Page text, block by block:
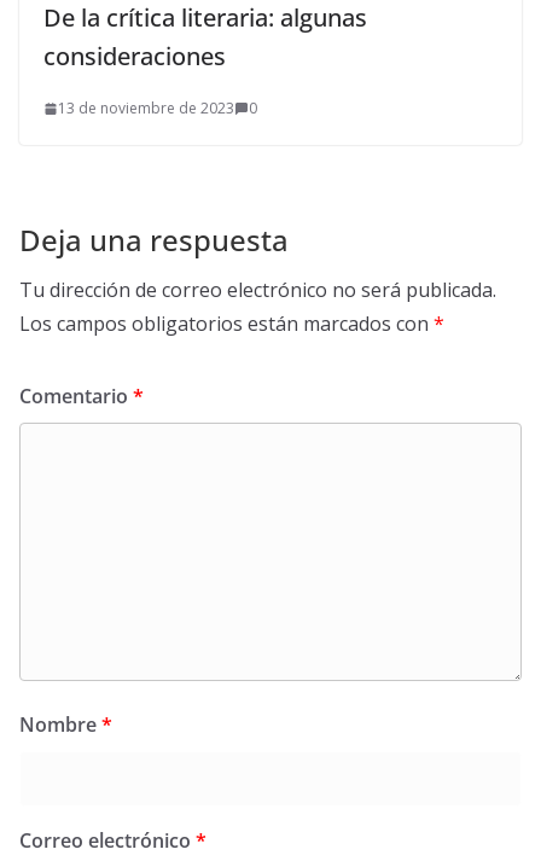
De la crítica literaria: algunas
consideraciones
13 de noviembre de 2023 0
Deja una respuesta
Tu dirección de correo electrónico no será publicada.
Los campos obligatorios están marcados con *
Comentario *
Nombre*
Correo electrónico *